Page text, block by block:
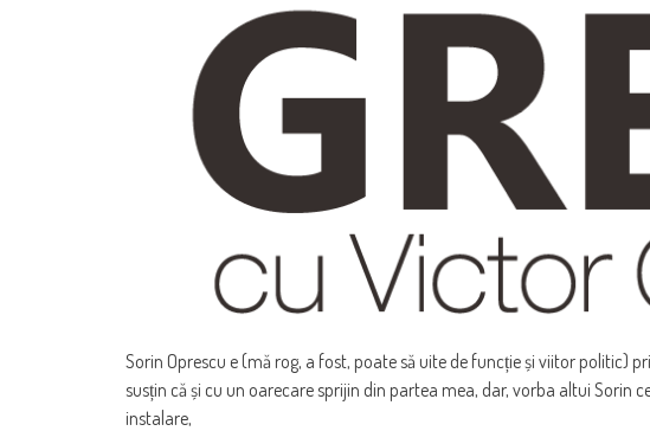
Sorin Oprescu e (mă rog, a fost, poate să uite de funcție și viitor politic)
susțin că și cu un oarecare sprijin din partea mea, dar, vorba altui Sorin
instalare,